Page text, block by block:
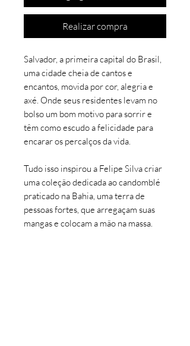
Realizar compra
Salvador, a primeira capital do Brasil,
uma cidade cheia de cantos e
encantos, movida por cor, alegria e
axé. Onde seus residentes levam no
bolso um bom motivo para sorrir e
têm como escudo a felicidade para
encarar os percalços da vida.
Tudo isso inspirou a Felipe Silva criar
uma coleção dedicada ao candomblé
praticado na Bahia, uma terra de
pessoas fortes, que arregaçam suas
mangas e colocam a mão na massa.